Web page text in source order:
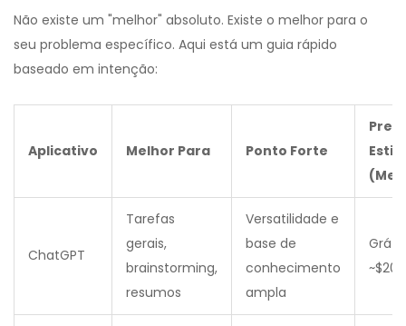
Não existe um "melhor" absoluto. Existe o melhor para o
seu problema específico. Aqui está um guia rápido
baseado em intenção:
Aplicativo Melhor Para Ponto Forte
ChatGPT
Tarefas
gerais,
brainstorming,
resumos
Versatilidade e
base de
conhecimento
ampla
~$20